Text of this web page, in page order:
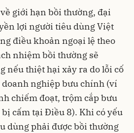
giới hạn bồi thường, đại
lợi người tiêu dùng Việt
điều khoản ngoại lệ theo
nhiệm bồi thường sẽ
nếu thiệt hại xảy ra do lỗi cố
doanh nghiệp bưu chính (ví
chiếm đoạt, trộm cắp bưu
cấm tại Điều 8). Khi có yếu
dùng phải được bồi thường